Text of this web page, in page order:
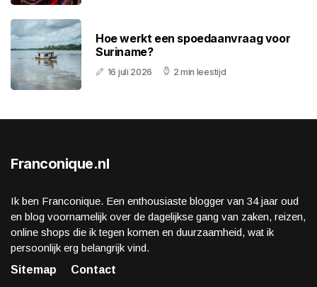
Hoe werkt een spoedaanvraag voor
Suriname?
16 juli 2026 2 min leestijd
Franconique.nl
Ik ben Franconique. Een enthousiaste blogger van 34 jaar oud
en blog voornamelijk over de dagelijkse gang van zaken, reizen,
online shops die ik tegen komen en duurzaamheid, wat ik
persoonlijk erg belangrijk vind.
Sitemap
Contact